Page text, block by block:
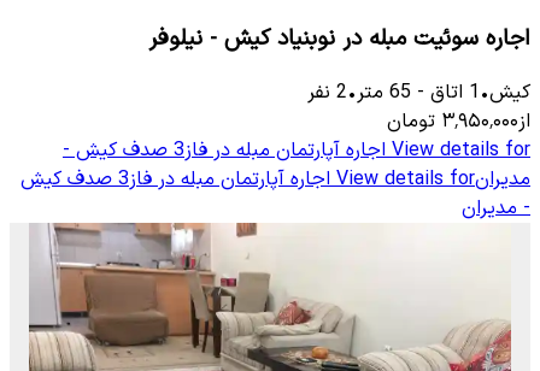
اجاره سوئیت مبله در نوبنیاد کیش - نیلوفر
کیش•
1 اتاق -
65 متر•
2 نفر
از۳٬۹۵۰٬۰۰۰ تومان
View details for
اجاره آپارتمان مبله در فاز3 صدف کیش -
مدیرانView details for
اجاره آپارتمان مبله در فاز3 صدف کیش
- مدیران